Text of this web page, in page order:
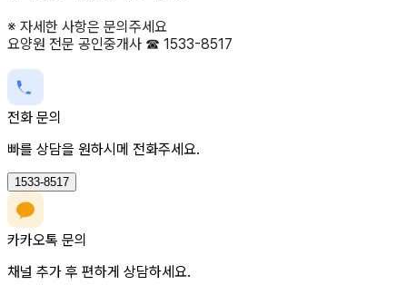
※ 자세한 사항은 문의주세요
요양원 전문 공인중개사 ☎ 1533-8517
전화 문의
빠를 상담을 원하시메 전화주세요.
1533-8517
카카오톡 문의
채널 추가 후 편하게 상담하세요.